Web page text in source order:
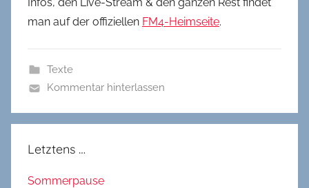
Infos, den Live-Stream & den ganzen Rest findet
man auf der offiziellen FM4-Heimseite.
Texte
Kommentar hinterlassen
Letztens …
Sommerpause